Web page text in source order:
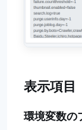
表示項目
環境変数の